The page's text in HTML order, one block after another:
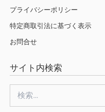
プライバシーポリシー
特定商取引法に基づく表示
お問合せ
サイト内検索
索: